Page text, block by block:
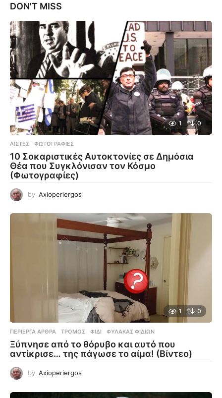
DON'T MISS
1 0
ΛΊΣΤΕΣ ,ΦΩΤΟΓΡΑΦΊΕΣ
10 Σοκαριστικές Αυτοκτονίες σε Δημόσια
Θέα που Συγκλόνισαν τον Κόσμο
(Φωτογραφίες)
by Axioperiergos
1 0
ΠΕΡΊΕΡΓΑ ΆΡΘΡΑ ΤΡΌΜΟΣ ,ΦΊΔΙ ,ΦΎΛΑΚΑΣ ΦΙΔΙΏΝ
Ξύπνησε από το θόρυβο και αυτό που
αντίκρισε… της πάγωσε το αίμα! (Βίντεο)
by Axioperiergos